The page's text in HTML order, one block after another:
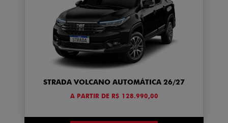
STRADA VOLCANO AUTOMÁTICA 26/27
A PARTIR DE R$ 128.990,00